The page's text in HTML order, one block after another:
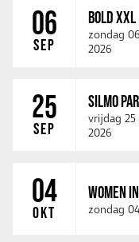
06
SEP
BOLD XXL
zondag
2026
25
SEP
SILMO
vrijdag 25
2026
04
OKT
WOMEN
zondag